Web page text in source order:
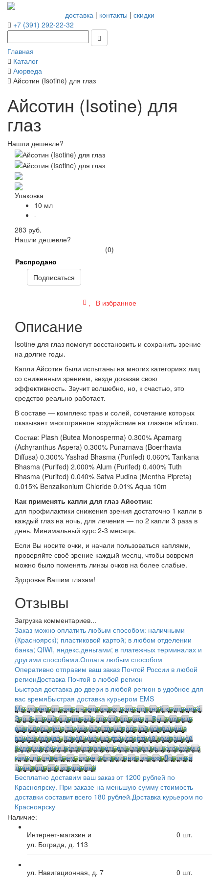
доставка| контакты | скидки
+7 (391) 292-22-32
Главная
Каталог
Аюрведа
Айсотин (Isotine) для глаз
Айсотин (Isotine) для
глаз
Нашли дешевле?
Упаковка
10 мл
-
283 руб.
Нашли дешевле?
(0)
Распродано
Подписаться
В избранное
Описание
Isotine для глаз помогут восстановить и сохранить зрение
на долгие годы.
Капли Айсотин были испытаны на многих категориях лиц
со сниженным зрением, везде доказав свою
эффективность. Звучит волшебно, но, к счастью, это
средство реально работает.
В составе — комплекс трав и солей, сочетание которых
оказывает многогранное воздействие на глазное яблоко.
Состав: Plash (Butea Monosperma) 0.300% Apamarg
(Achyranthus Aspera) 0.300% Punarnava (Boerrhavia
Diffusa) 0.300% Yashad Bhasma (Purifed) 0.060% Tankana
Bhasma (Purifed) 2.000% Alum (Purifed) 0.400% Tuth
Bhasma (Purifed) 0.040% Satva Pudina (Mentha Pipreta)
0.015% Benzalkonium Chloride 0.01% Aqua 10m
Как применять капли для глаз Айсотин:
для профилактики снижения зрения достаточно 1 капли в
каждый глаз на ночь, для лечения — по 2 капли 3 раза в
день. Минимальный курс 2-3 месяца.
Если Вы носите очки, и начали пользоваться каплями,
проверяйте своё зрение каждый месяц, чтобы вовремя
можно было поменять линзы очков на более слабые.
Здоровья Вашим глазам!
Отзывы
Загрузка комментариев...
Заказ можно оплатить любым способом: наличными
(Красноярск); пластиковой картой; в любом отделении
банка; QIWI, яндекс.деньгами; в платежных терминалах и
другими способами.Оплата любым способом
Оперативно отправим ваш заказ Почтой России в любой
регионДоставка Почтой в любой регион
Быстрая доставка до двери в любой регион в удобное для
вас времяБыстрая доставка курьером EMS
Мы можем отправить ваш заказ транспортной компанией.
Это быстрый и дешевый способ доставки. Вы получите
вашу посылку в терминале транспортной компании в
вашем городе. Какой именно транспортной компанией
будет удобнее всего отправить ваш заказ мы согласуем с
вами по телефону после оформления заказа.Доставка
транспортной компанией
Бесплатно доставим ваш заказ от 1200 рублей по
Красноярску. При заказе на меньшую сумму стоимость
доставки составит всего 180 рублей.Доставка курьером по
Красноярску
Наличие:
Интернет-магазин и
ул. Бограда, д. 113
0 шт.
ул. Навигационная, д. 7 0 шт.